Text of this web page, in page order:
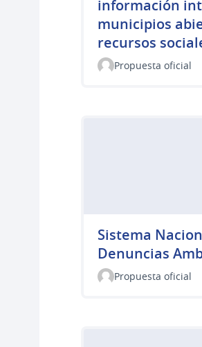
información
municipios
recursos
Propuesta oficial
Sistema
Denuncias
Propuesta oficial